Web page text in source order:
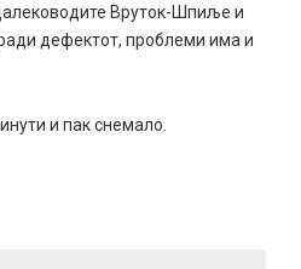
Вруток-Шпиље и
дефектот, проблеми има и
и пак снемало.